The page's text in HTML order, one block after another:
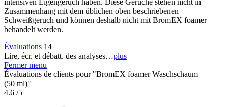
Zusammenhang mit dem üblichen oben beschriebenen
Schweißgeruch und können deshalb nicht mit BromEX foamer
behandelt werden.
Évaluations 14
Lire, écr. et débatt. des analyses…plus
Fermer menu
Évaluations de clients pour "BromEX foamer Waschschaum
(50 ml)"
4.6 /5